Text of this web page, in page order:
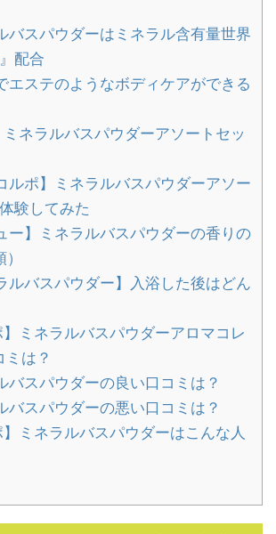
バスパウダーはミネラル含有量世界
配合
エステのようなボディケアができる
ミネラルバスパウダーアソートセッ
ルポ】ミネラルバスパウダーアソー
験してみた
ー】ミネラルバスパウダーの香りの
ルバスパウダー】入浴した後はどん
】ミネラルバスパウダーアロマコレ
ミは？
バスパウダーの良い口コミは？
バスパウダーの悪い口コミは？
】ミネラルバスパウダーはこんな人